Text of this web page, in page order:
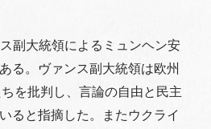
副大統領によるミュンヘン安
る。ヴァンス副大統領は欧州
を批判し、言論の自由と民主
ると指摘した。またウクライ